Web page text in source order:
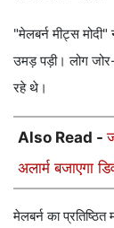
"मेलबर्न मीट्स मोदी"
उमड़ पड़ी। लोग
रहे थे।
Also Read -
अलार्म बजाएगा
मेलबर्न का